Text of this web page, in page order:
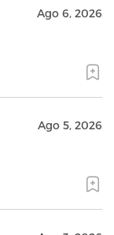
Ago 6, 2026
Ago 5, 2026